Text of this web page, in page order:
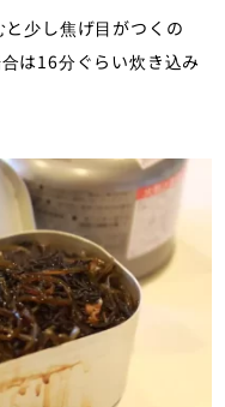
少し焦げ目がつくの
は16分ぐらい炊き込み